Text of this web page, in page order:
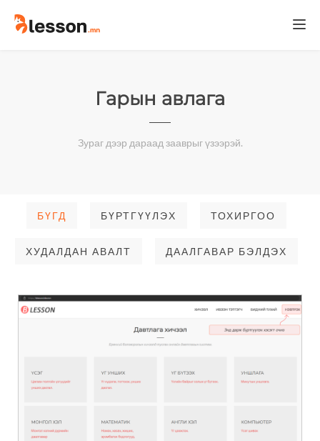
Гарын авлага
Зураг дээр дараад зааврыг үзээрэй.
БҮГД БҮРТГҮҮЛЭХ ТОХИРГОО
ХУДАЛДАН АВАЛТ ДААЛГАВАР БЭЛДЭХ
Та интернет хөтөч ашиглахаа мартаж болохгүй шүү.